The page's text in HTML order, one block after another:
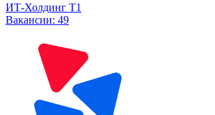
ИТ-Холдинг Т1
Вакансии: 49